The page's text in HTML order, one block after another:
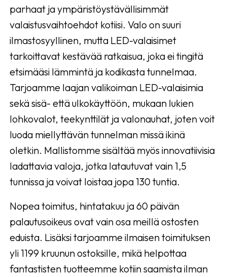
parhaat ja ympäristöystävällisimmät
valaistusvaihtoehdot kotiisi. Valo on suuri
ilmastosyyllinen, mutta LED-valaisimet
tarkoittavat kestävää ratkaisua, joka ei tingitä
etsimääsi lämmintä ja kodikasta tunnelmaa.
Tarjoamme laajan valikoiman LED-valaisimia
sekä sisä- että ulkokäyttöön, mukaan lukien
lohkovalot, teekynttilät ja valonauhat, joten voit
luoda miellyttävän tunnelman missä ikinä
oletkin. Mallistomme sisältää myös innovatiivisia
ladattavia valoja, jotka latautuvat vain 1,5
tunnissa ja voivat loistaa jopa 130 tuntia.
Nopea toimitus, hintatakuu ja 60 päivän
palautusoikeus ovat vain osa meillä ostosten
eduista. Lisäksi tarjoamme ilmaisen toimituksen
yli 1199 kruunun ostoksille, mikä helpottaa
fantastisten tuotteemme kotiin saamista ilman